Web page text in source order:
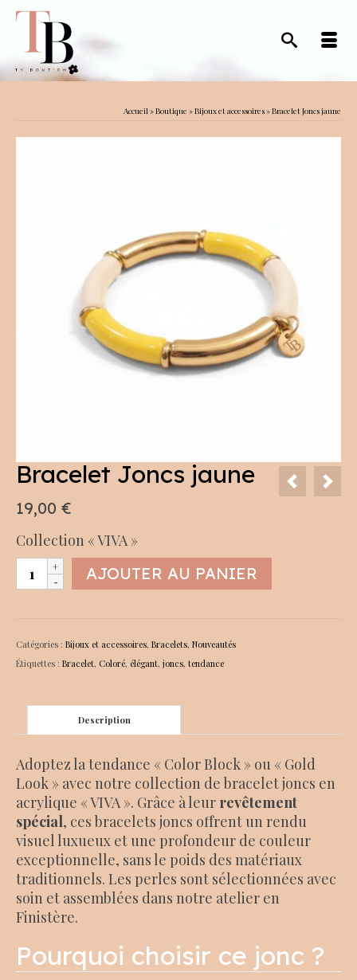
Accueil»Boutique »Bijoux et accessoires»Bracelet Joncs jaune
Bracelet Joncs jaune
19,00 €
Collection « VIVA »
quantité
de
jaune
AJOUTER AU PANIER
Catégories : Bijoux et accessoires, Bracelets, Nouveautés
Étiquettes : Bracelet, Coloré, élégant, joncs, tendance
Description
Adoptez la tendance « Color Block » ou « Gold
Look » avec notre collection de bracelet joncs en
acrylique « VIVA ». Grâce à leur revêtement
spécial, ces bracelets joncs offrent un rendu
visuel luxueux et une profondeur de couleur
exceptionnelle, sans le poids des matériaux
traditionnels. Les perles sont sélectionnées avec
soin et assemblées dans notre atelier en
Finistère.
Pourquoi choisir ce jonc ?